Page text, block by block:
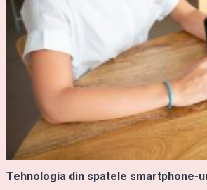
Tehnologia din spatele smartphone-